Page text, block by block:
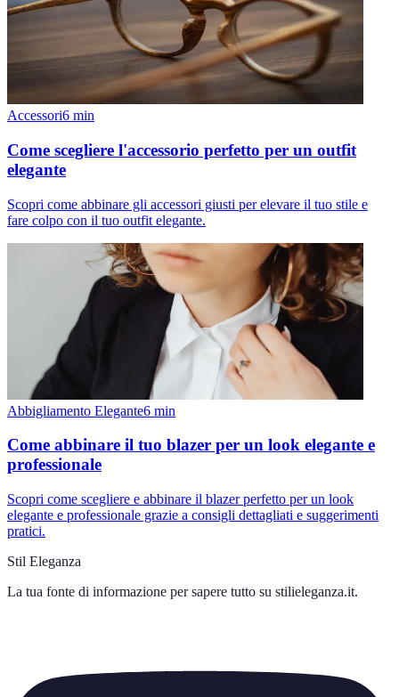
Accessori6 min
Come scegliere l'accessorio perfetto per un outfit
elegante
Scopri come abbinare gli accessori giusti per elevare il tuo stile e
fare colpo con il tuo outfit elegante.
Abbigliamento Elegante6 min
Come abbinare il tuo blazer per un look elegante e
professionale
Scopri come scegliere e abbinare il blazer perfetto per un look
elegante e professionale grazie a consigli dettagliati e suggerimenti
pratici.
Stil Eleganza
La tua fonte di informazione per sapere tutto su stilieleganza.it.